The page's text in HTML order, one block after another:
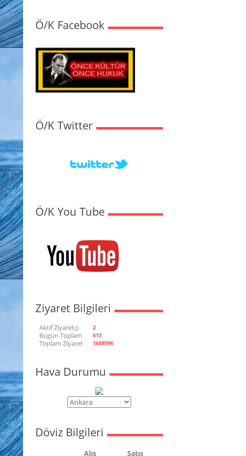
Ö/K Facebook
Ö/K Twitter
Ö/K You Tube
Ziyaret Bilgileri
Aktif Ziyaretçi 2
Bugün Toplam 613
Toplam Ziyaret 1688996
Hava Durumu
Döviz Bilgileri
Alış
Satış